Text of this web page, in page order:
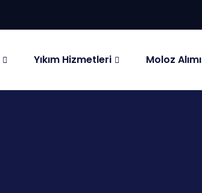
Yıkım Hizmetleri Moloz Alımı